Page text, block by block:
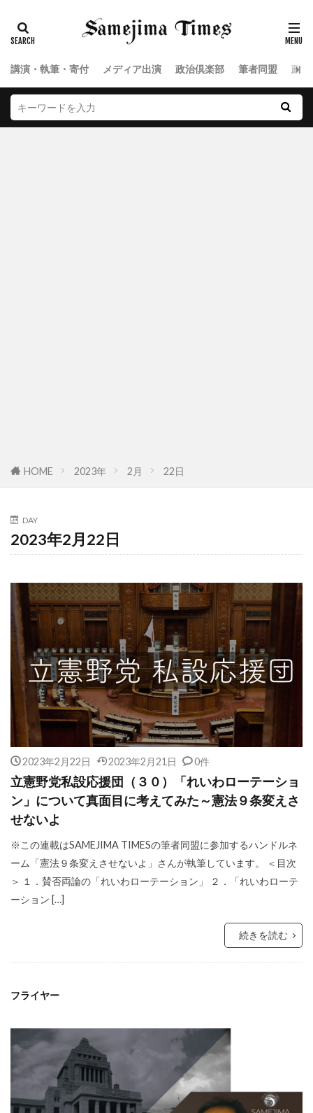
講演・執筆・寄付 メディア出演 政治倶楽部 筆者同盟 政
HOME 2023年 2月 22日
DAY
2023年2月22日
2023年2月22日 2023年2月21日 0件
立憲野党私設応援団（３０）「れいわローテーショ
ン」について真面目に考えてみた～憲法９条変えさ
せないよ
※この連載はSAMEJIMA TIMESの筆者同盟に参加するハンドルネ
ーム「憲法９条変えさせないよ」さんが執筆しています。 ＜目次
＞ １．賛否両論の「れいわローテーション」 ２．「れいわローテ
ーション […]
続きを読む
フライヤー